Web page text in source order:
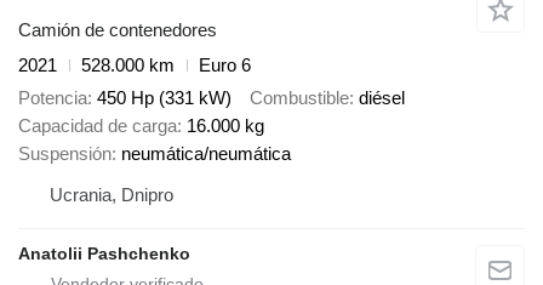
Camión de contenedores
2021
528.000 km
Euro 6
Potencia 450 Hp (331 kW) Combustible diésel
Capacidad de carga 16.000 kg
Suspensión neumática/neumática
Ucrania, Dnipro
Anatolii Pashchenko